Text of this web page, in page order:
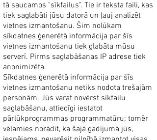
tā saucamos "sīkfailus". Tie ir teksta faili, kas
tiek saglabāti jūsu datorā un ļauj analizēt
vietnes izmantošanu. Šim nolūkam
sīkdatnes ģenerētā informācija par šīs
vietnes izmantošanu tiek glabāta mūsu
serverī. Pirms saglabāšanas IP adrese tiek
anonimizēta.
Sīkdatnes ģenerētā informācija par šīs
vietnes izmantošanu netiks nodota trešajām
personām. Jūs varat novērst sīkfailu
saglabāšanu, attiecīgi iestatot
pārlūkprogrammas programmatūru; tomēr
vēlamies norādīt, ka šajā gadījumā jūs,